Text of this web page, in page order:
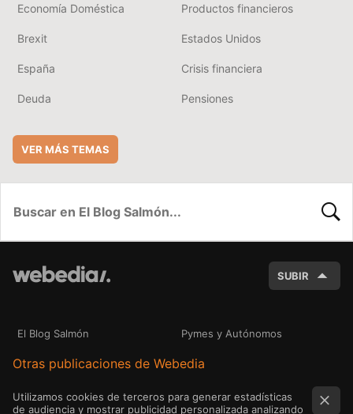
Economía Doméstica Productos financieros
Brexit Estados Unidos
España Crisis financiera
Deuda Pensiones
VER MÁS TEMAS
SUBIR
El Blog Salmón Pymes y Autónomos
Otras publicaciones de Webedia
Utilizamos cookies de terceros para generar estadísticas
de audiencia y mostrar publicidad personalizada analizando